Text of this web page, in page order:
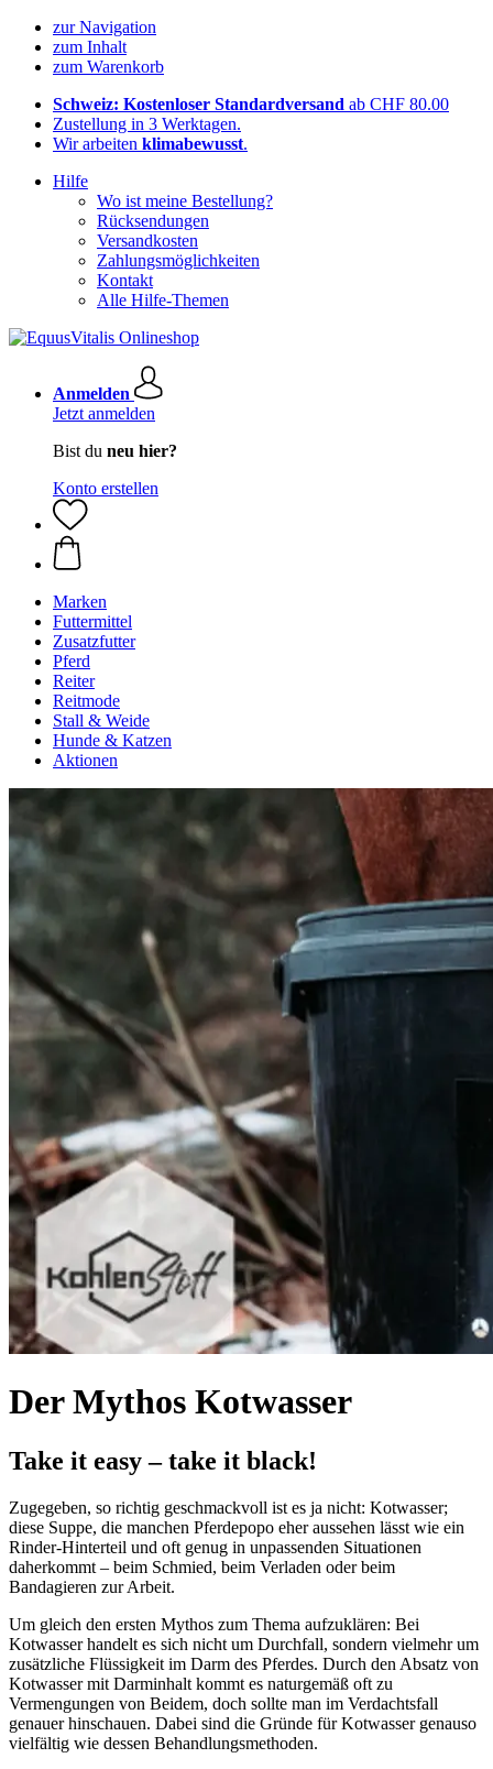
zur Navigation
zum Inhalt
zum Warenkorb
Schweiz: Kostenloser Standardversand ab CHF 80.00
Zustellung in 3 Werktagen.
Wir arbeiten klimabewusst.
Hilfe
Wo ist meine Bestellung?
Rücksendungen
Versandkosten
Zahlungsmöglichkeiten
Kontakt
Alle Hilfe-Themen
Anmelden
Jetzt anmelden
Bist du neu hier?
Konto erstellen
Marken
Futtermittel
Zusatzfutter
Pferd
Reiter
Reitmode
Stall & Weide
Hunde & Katzen
Aktionen
Der Mythos Kotwasser
Take it easy – take it black!
Zugegeben, so richtig geschmackvoll ist es ja nicht: Kotwasser;
diese Suppe, die manchen Pferdepopo eher aussehen lässt wie ein
Rinder-Hinterteil und oft genug in unpassenden Situationen
daherkommt – beim Schmied, beim Verladen oder beim
Bandagieren zur Arbeit.
Um gleich den ersten Mythos zum Thema aufzuklären: Bei
Kotwasser handelt es sich nicht um Durchfall, sondern vielmehr um
zusätzliche Flüssigkeit im Darm des Pferdes. Durch den Absatz von
Kotwasser mit Darminhalt kommt es naturgemäß oft zu
Vermengungen von Beidem, doch sollte man im Verdachtsfall
genauer hinschauen. Dabei sind die Gründe für Kotwasser genauso
vielfältig wie dessen Behandlungsmethoden.